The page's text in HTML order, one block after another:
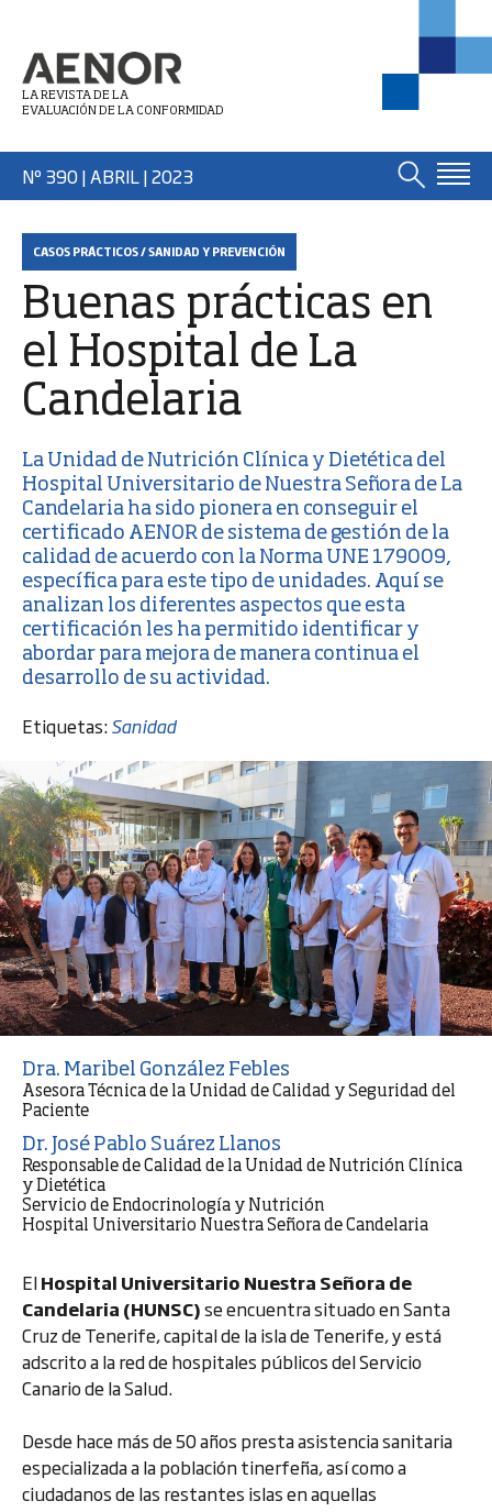
LA REVISTA DE LA
EVALUACIÓN DE LA CONFORMIDAD
Nº 390 | ABRIL| 2023
CASOS PRÁCTICOS / SANIDAD Y PREVENCIÓN
Buenas prácticas en
el Hospital de La
Candelaria
La Unidad de Nutrición Clínica y Dietética del
Hospital Universitario de Nuestra Señora de La
Candelaria ha sido pionera en conseguir el
certificado AENOR de sistema de gestión de la
calidad de acuerdo con la Norma UNE 179009,
específica para este tipo de unidades. Aquí se
analizan los diferentes aspectos que esta
certificación les ha permitido identificar y
abordar para mejora de manera continua el
desarrollo de su actividad.
Etiquetas:Sanidad
Dra. Maribel González Febles
Asesora Técnica de la Unidad de Calidad y Seguridad del
Paciente
Dr. José Pablo Suárez Llanos
Responsable de Calidad de la Unidad de Nutrición Clínica
y Dietética
Servicio de Endocrinología y Nutrición
Hospital Universitario Nuestra Señora de Candelaria
ElHospital Universitario Nuestra Señora de
Candelaria (HUNSC)se encuentra situado en Santa
Cruz de Tenerife, capital de la isla de Tenerife, y está
adscrito a la red de hospitales públicos del Servicio
Canario de la Salud.
Desde hace más de 50 años presta asistencia sanitaria
especializada a la población tinerfeña, así como a
ciudadanos de las restantes islas en aquellas